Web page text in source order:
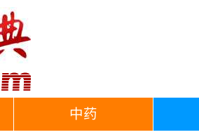
中药